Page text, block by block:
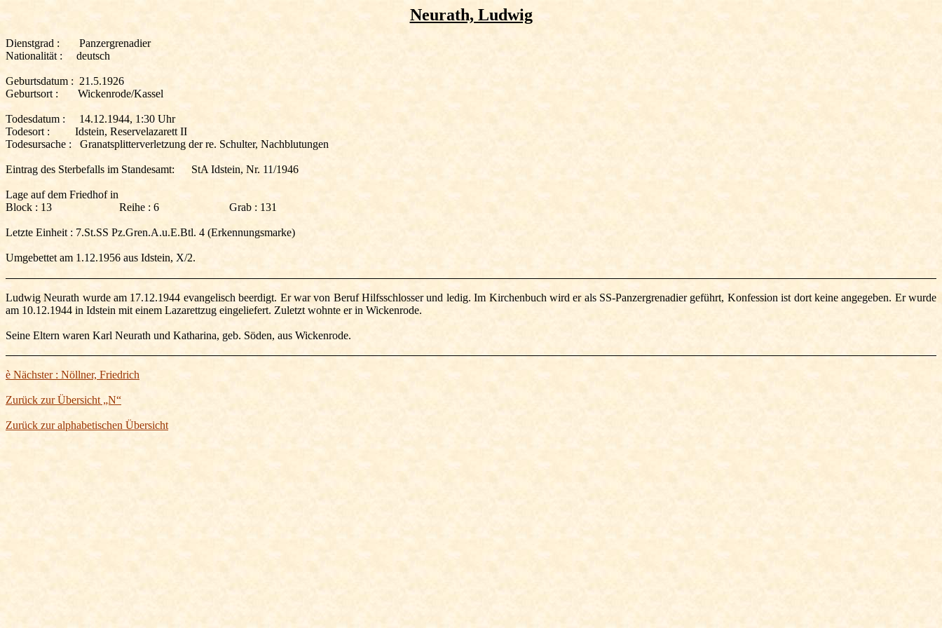
Neurath, Ludwig
Dienstgrad :
Panzergrenadier
Nationalität :
deutsch
Geburtsdatum : 21.5.1926
Geburtsort :
Wickenrode/Kassel
Todesdatum :
14.12.1944, 1:30 Uhr
Todesort :
Idstein, Reservelazarett II
Todesursache :
Granatsplitterverletzung der re. Schulter, Nachblutungen
Eintrag des Sterbefalls im Standesamt: StA Idstein, Nr. 11/1946
Lage auf dem Friedhof in
Block : 13 Reihe : 6 Grab : 131
Letzte Einheit : 7.St.SS Pz.Gren.A.u.E.Btl. 4 (Erkennungsmarke)
Umgebettet am 1.12.1956 aus Idstein, X/2.
Ludwig Neurath wurde am 17.12.1944 evangelisch beerdigt. Er war von Beruf Hilfsschlosser und ledig. Im Kirchenbuch wird er als SS-Panzergrenadier geführt, Konfession ist dort keine angegeben. Er wurde
am 10.12.1944 in Idstein mit einem Lazarettzug eingeliefert. Zuletzt wohnte er in Wickenrode.
Seine Eltern waren Karl Neurath und Katharina, geb. Söden, aus Wickenrode.
è Nächster : Nöllner, Friedrich
Zurück zur Übersicht „N“
Zurück zur alphabetischen Übersicht